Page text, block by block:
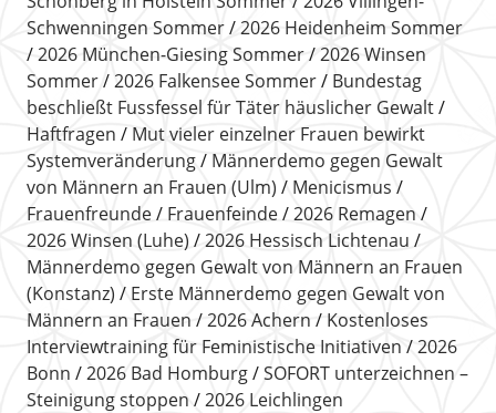
Schwenningen Sommer
2026 Heidenheim Sommer
2026 München-Giesing Sommer
2026 Winsen
Sommer
2026 Falkensee Sommer
Bundestag
beschließt Fussfessel für Täter häuslicher Gewalt
Haftfragen
Mut vieler einzelner Frauen bewirkt
Systemveränderung
Männerdemo gegen Gewalt
von Männern an Frauen (Ulm)
Menicismus
Frauenfreunde
Frauenfeinde
2026 Remagen
2026 Winsen (Luhe)
2026 Hessisch Lichtenau
Männerdemo gegen Gewalt von Männern an Frauen
(Konstanz)
Erste Männerdemo gegen Gewalt von
Männern an Frauen
2026 Achern
Kostenloses
Interviewtraining für Feministische Initiativen
2026
Bonn
2026 Bad Homburg
SOFORT unterzeichnen –
Steinigung stoppen
2026 Leichlingen